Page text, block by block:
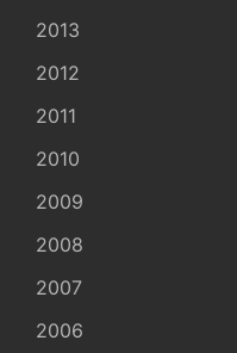
2013
2012
2011
2010
2009
2008
2007
2006